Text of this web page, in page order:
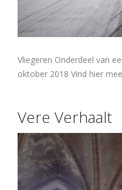
Vliegeren Onderdeel van
oktober 2018 Vind hier
Vere Verhaalt